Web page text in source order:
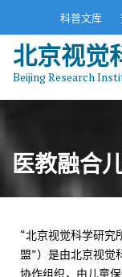
e
科普文库
北京视觉
Beijing Research
医教融合
“北京视觉科学研究
盟”）是由北京视觉
协作组织，由儿童